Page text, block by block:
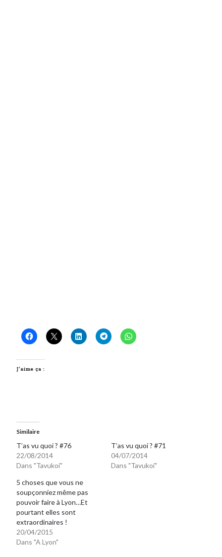
J’aime ça :
Similaire
T’as vu quoi ? #76
22/08/2014
Dans "Tavukoi"
T’as vu quoi ? #71
04/07/2014
Dans "Tavukoi"
5 choses que vous ne
soupçonniez même pas
pouvoir faire à Lyon…Et
pourtant elles sont
extraordinaires !
20/04/2015
Dans "A Lyon"